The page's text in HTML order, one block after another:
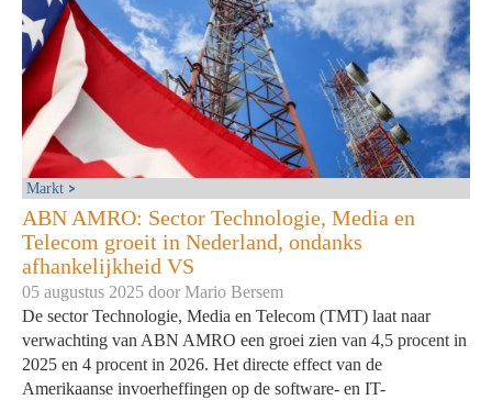
Markt
ABN AMRO: Sector Technologie, Media en
Telecom groeit in Nederland, ondanks
afhankelijkheid VS
05 augustus 2025 doorMario Bersem
De sector Technologie, Media en Telecom (TMT) laat naar
verwachting van ABN AMRO een groei zien van 4,5 procent in
2025 en 4 procent in 2026. Het directe effect van de
Amerikaanse invoerheffingen op de software- en IT-